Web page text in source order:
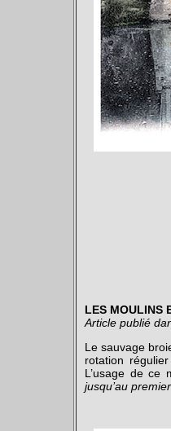
LES MOULINS
Article publié
Le sauvage
rotation
L’usage de ce
jusqu’au